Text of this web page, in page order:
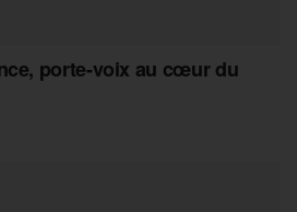
porte-voix au cœur du